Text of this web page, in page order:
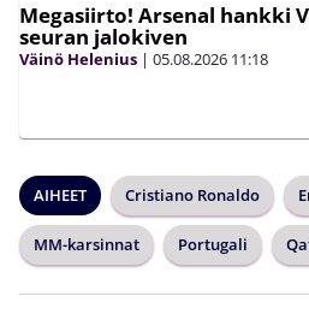
Megasiirto! Arsenal hankki
seuran jalokiven
Väinö Helenius | 05.08.2026 11:18
AIHEET Cristiano Ronaldo
MM-karsinnat Portugali